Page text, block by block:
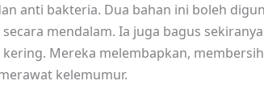
anti bakteria. Dua bahan ini boleh
secara mendalam. Ia juga bagus
kering. Mereka melembapkan,
kelemumur.